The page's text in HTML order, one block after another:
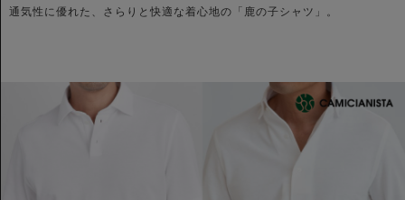
通気性に優れた、さらりと快適な着心地の「鹿の子シャツ」。